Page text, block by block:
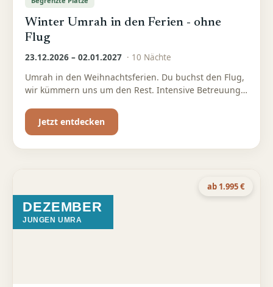
Winter Umrah in den Ferien - ohne
Flug
23.12.2026 – 02.01.2027 · 10 Nächte
Umrah in den Weihnachtsferien. Du buchst den Flug,
wir kümmern uns um den Rest. Intensive Betreuung
entspannte Familien-Umrah
Jetzt entdecken
DEZEMBER
JUNGEN UMRA
ab 1.995 €